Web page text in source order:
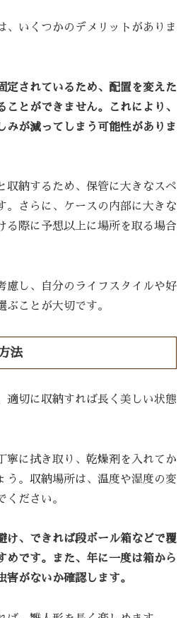
、いくつかのデメリットがありま
定されているため、配置を変えた
ことができません。これにより、
みが減ってしまう可能性がありま
収納するため、保管に大きなスペ
。さらに、ケースの内部に大きな
る際に予想以上に場所を取る場合
慮し、自分のライフスタイルや好
ぶことが大切です。
法
適切に収納すれば長く美しい状態
寧に拭き取り、乾燥剤を入れてか
う。収納場所は、温度や湿度の変
ください。
け、できれば段ボール箱などで覆
めです。また、年に一度は箱から
害がないか確認します。